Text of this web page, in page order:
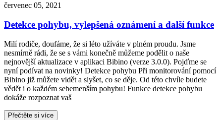
červenec 05, 2021
Detekce pohybu, vylepšená oznámení a další funkce
Milí rodiče, doufáme, že si léto užíváte v plném proudu. Jsme
nesmírně rádi, že se s vámi konečně můžeme podělit o naše
nejnovější aktualizace v aplikaci Bibino (verze 3.0.0). Pojďme se
nyní podívat na novinky! Detekce pohybu Při monitorování pomocí
Bibino již můžete vidět a slyšet, co se děje. Od této chvíle budete
vědět i o každém sebemenším pohybu! Funkce detekce pohybu
dokáže rozpoznat vaš
Přečtěte si více